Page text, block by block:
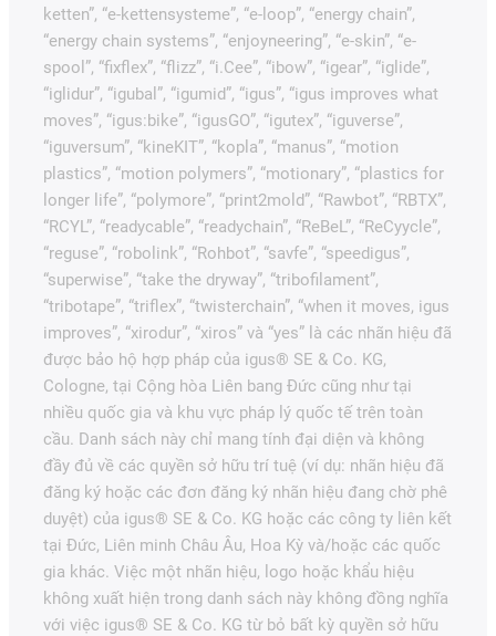
ketten”, “e-kettensysteme”, “e-loop”, “energy chain”,
“energy chain systems”, “enjoyneering”, “e-skin”, “e-
spool”, “fixflex”, “flizz”, “i.Cee”, “ibow”, “igear”, “iglide”,
“iglidur”, “igubal”, “igumid”, “igus”, “igus improves what
moves”, “igus:bike”, “igusGO”, “igutex”, “iguverse”,
“iguversum”, “kineKIT”, “kopla”, “manus”, “motion
plastics”, “motion polymers”, “motionary”, “plastics for
longer life”, “polymore”, “print2mold”, “Rawbot”, “RBTX”,
“RCYL”, “readycable”, “readychain”, “ReBeL”, “ReCyycle”,
“reguse”, “robolink”, “Rohbot”, “savfe”, “speedigus”,
“superwise”, “take the dryway”, “tribofilament”,
“tribotape”, “triflex”, “twisterchain”, “when it moves, igus
improves”, “xirodur”, “xiros” và “yes” là các nhãn hiệu đã
được bảo hộ hợp pháp của igus® SE & Co. KG,
Cologne, tại Cộng hòa Liên bang Đức cũng như tại
nhiều quốc gia và khu vực pháp lý quốc tế trên toàn
cầu. Danh sách này chỉ mang tính đại diện và không
đầy đủ về các quyền sở hữu trí tuệ (ví dụ: nhãn hiệu đã
đăng ký hoặc các đơn đăng ký nhãn hiệu đang chờ phê
duyệt) của igus® SE & Co. KG hoặc các công ty liên kết
tại Đức, Liên minh Châu Âu, Hoa Kỳ và/hoặc các quốc
gia khác. Việc một nhãn hiệu, logo hoặc khẩu hiệu
không xuất hiện trong danh sách này không đồng nghĩa
với việc igus® SE & Co. KG từ bỏ bất kỳ quyền sở hữu